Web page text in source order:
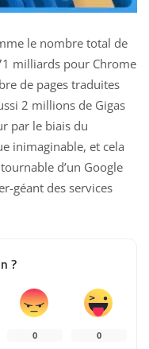
le nombre total de
milliards pour Chrome
de pages traduites
2 millions de Gigas
par le biais du
inimaginable, et cela
d’un Google
géant des services
?
0 0